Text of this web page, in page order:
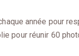
année pour
pour réunir 60